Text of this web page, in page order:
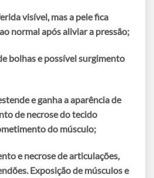
visível, mas a pele fica
normal após aliviar a pressão;
bolhas e possível surgimento
e ganha a aparência de
de necrose do tecido
do músculo;
e necrose de articulações,
Exposição de músculos e